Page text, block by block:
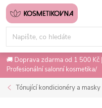
Přejít
obsah
🚚 Doprava zdarma od 1 500 Kč
Profesionální salonní kosmetika/
Tónující kondicionéry a masky